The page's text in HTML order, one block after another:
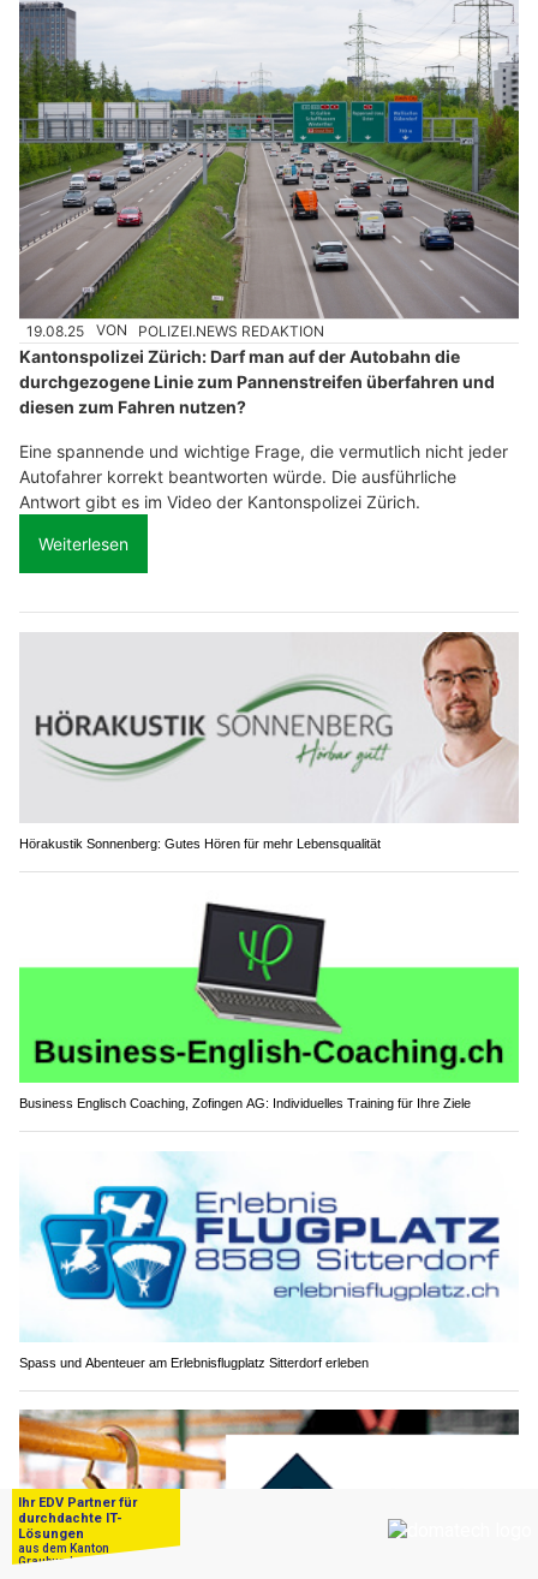
19.08.25 VON POLIZEI.NEWS REDAKTION
Kantonspolizei Zürich: Darf man auf der Autobahn die
durchgezogene Linie zum Pannenstreifen überfahren und
diesen zum Fahren nutzen?
Eine spannende und wichtige Frage, die vermutlich nicht jeder
Autofahrer korrekt beantworten würde. Die ausführliche
Antwort gibt es im Video der Kantonspolizei Zürich.
Weiterlesen
Hörakustik Sonnenberg: Gutes Hören für mehr Lebensqualität
Business Englisch Coaching, Zofingen AG: Individuelles Training für Ihre Ziele
Spass und Abenteuer am Erlebnisflugplatz Sitterdorf erleben